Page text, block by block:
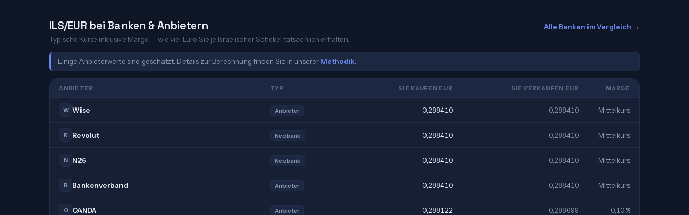
ILS/EUR bei Banken & Anbietern
Typische Kurse inklusive Marge — wie viel Euro Sie je Israelischer Schekel tatsächlich erhalten.
Alle Banken im Vergleich →
Einige Anbieterwerte sind geschätzt. Details zur Berechnung finden Sie in unserer Methodik
ANBIETER TYP SIE KAUFEN EUR SIE VERKAUFEN EUR MARGE
W Wise Anbieter 0,288410 0,288410 Mittelkurs
R Revolut Neobank 0,288410 0,288410 Mittelkurs
N N26 Neobank 0,288410 0,288410 Mittelkurs
B Bankenverband Anbieter 0,288410 0,288410 Mittelkurs
O OANDA Anbieter 0,288122 0,288699 0,10 %